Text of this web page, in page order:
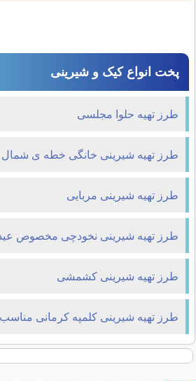
پخت انواع کیک و شیرینی
طرز تهیه حلوا مجلسی
طرز تهیه شیرینی خانگی خطه ی
طرز تهیه شیرینی مربایی
طرز تهیه شیرینی نخودچی مخصوص
طرز تهیه شیرینی کشمشی
طرز تهیه شیرینی کلمپه کرمانی مناسب